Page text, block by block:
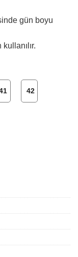
gün boyu
42